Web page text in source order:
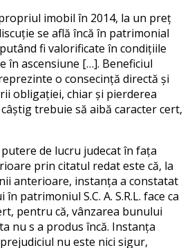
imobil în 2014, la un preţ
se află încă în patrimonial
putând fi valorificate în condiţiile
în ascensiune […]. Beneficiul
o consecinţă directă şi
obligaţiei, chiar şi pierderea
trebuie să aibă caracter cert,
de lucru judecat în faţa
prin citatul redat este că, la
anterioare, instanţa a constatat
patrimoniul S.C. A. S.R.L. face ca
pentru că, vânzarea bunului
nu s a produs încă. Instanţa
nu este nici sigur,